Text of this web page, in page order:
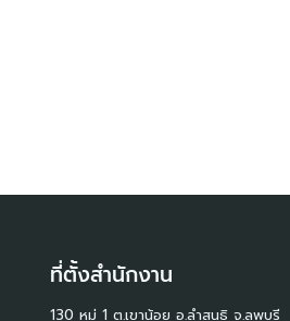
ที่ตั้งสำนักงาน
130 หมู่ 1 ต.เขาน้อย อ.ลำสนธิ จ.ลพบุรี